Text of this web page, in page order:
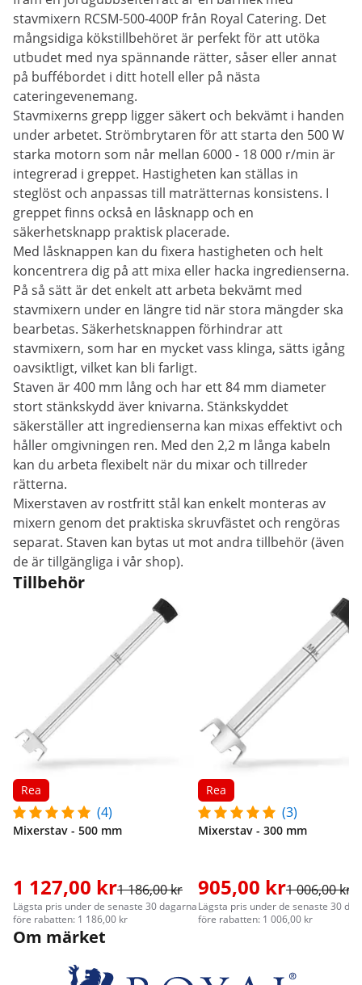
stavmixern RCSM-500-400P från Royal Catering. Det
mångsidiga kökstillbehöret är perfekt för att utöka
utbudet med nya spännande rätter, såser eller annat
på buffébordet i ditt hotell eller på nästa
cateringevenemang.
Stavmixerns grepp ligger säkert och bekvämt i handen
under arbetet. Strömbrytaren för att starta den 500 W
starka motorn som når mellan 6000 - 18 000 r/min är
integrerad i greppet. Hastigheten kan ställas in
steglöst och anpassas till maträtternas konsistens. I
greppet finns också en låsknapp och en
säkerhetsknapp praktisk placerade.
Med låsknappen kan du fixera hastigheten och helt
koncentrera dig på att mixa eller hacka ingredienserna.
På så sätt är det enkelt att arbeta bekvämt med
stavmixern under en längre tid när stora mängder ska
bearbetas. Säkerhetsknappen förhindrar att
stavmixern, som har en mycket vass klinga, sätts igång
oavsiktligt, vilket kan bli farligt.
Staven är 400 mm lång och har ett 84 mm diameter
stort stänkskydd äver knivarna. Stänkskyddet
säkerställer att ingredienserna kan mixas effektivt och
håller omgivningen ren. Med den 2,2 m långa kabeln
kan du arbeta flexibelt när du mixar och tillreder
rätterna.
Mixerstaven av rostfritt stål kan enkelt monteras av
mixern genom det praktiska skruvfästet och rengöras
separat. Staven kan bytas ut mot andra tillbehör (även
de är tillgängliga i vår shop).
Tillbehör
Rea
(4)
Mixerstav - 500 mm
1 127,00 kr1 186,00 kr
Lägsta pris under de senaste 30 dagarna
före rabatten: 1 186,00 kr
Rea
(3)
Mixerstav - 300 mm
905,00 kr1 006,00 kr
Lägsta pris under de senaste 30
före rabatten: 1 006,00 kr
Om märket